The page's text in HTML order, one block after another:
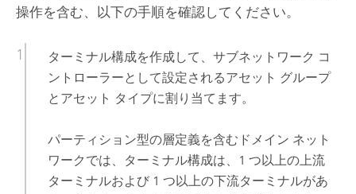
操作を含む、以下の手順を確認してください。
ターミナル構成を作成して、サブネットワーク コ
ントローラーとして設定されるアセット グループ
とアセット タイプに割り当てます。
パーティション型の層定義を含むドメイン ネット
ワークでは、ターミナル構成は、1 つ以上の上流
ターミナルおよび 1 つ以上の下流ターミナルがあ